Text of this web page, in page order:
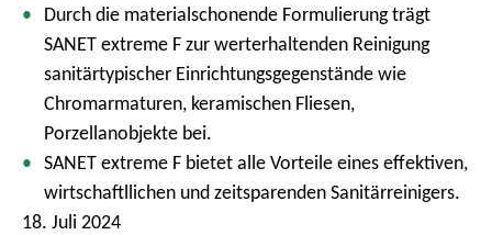
Durch die materialschonende Formulierung trägt
SANET extreme F zur werterhaltenden Reinigung
sanitärtypischer Einrichtungsgegenstände wie
Chromarmaturen, keramischen Fliesen,
Porzellanobjekte bei.
SANET extreme F bietet alle Vorteile eines effektiven,
wirtschaftllichen und zeitsparenden Sanitärreinigers.
18. Juli 2024